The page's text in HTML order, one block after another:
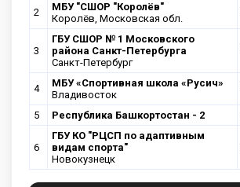
2
МБУ "СШОР "Королёв"
Королёв, Московская обл.
3
ГБУ СШОР № 1 Московского
района Санкт-Петербурга
Санкт-Петербург
4
МБУ «Спортивная школа «Русич»
Владивосток
5 Республика Башкортостан - 2
6
ГБУ КО "РЦСП по адаптивным
видам спорта"
Новокузнецк